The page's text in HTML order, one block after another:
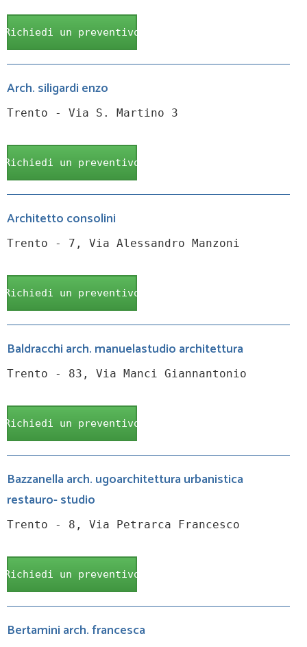
Richiedi un preventivo
Arch. siligardi enzo
Trento - Via S. Martino 3
Richiedi un preventivo
Architetto consolini
Trento - 7, Via Alessandro Manzoni
Richiedi un preventivo
Baldracchi arch. manuelastudio architettura
Trento - 83, Via Manci Giannantonio
Richiedi un preventivo
Bazzanella arch. ugoarchitettura urbanistica
restauro- studio
Trento - 8, Via Petrarca Francesco
Richiedi un preventivo
Bertamini arch. francesca